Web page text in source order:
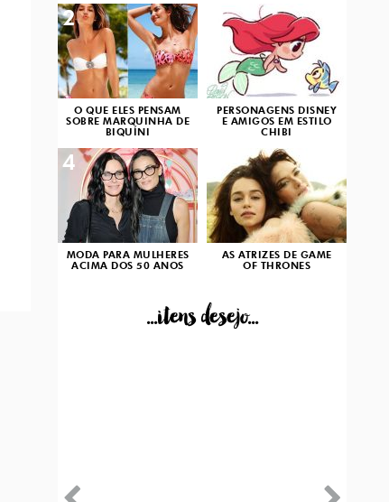
O QUE ELES PENSAM
SOBRE MARQUINHA DE
BIQUÍNI
2
PERSONAGENS DISNEY
E AMIGOS EM ESTILO
CHIBI
3
MODA PARA MULHERES
ACIMA DOS 50 ANOS
4
AS ATRIZES DE GAME
OF THRONES
...itens desejo...